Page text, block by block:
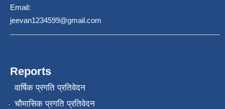
Email:
jeevan1234599@gmail.com
Reports
वार्षिक प्रगति प्रतिवेदन
चौमासिक प्रगति प्रतिवेदन